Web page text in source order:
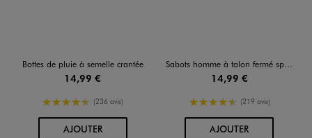
Bottes de pluie à semelle crantée
14,99 €
4.5/5 de moyenne
(236 avis)
AJOUTERAU PANIER
Sabots homme à talon fermé spécial jardin
14,99 €
4.5/5 de moyenne
(219 avis)
AJOUTERAU PANIER